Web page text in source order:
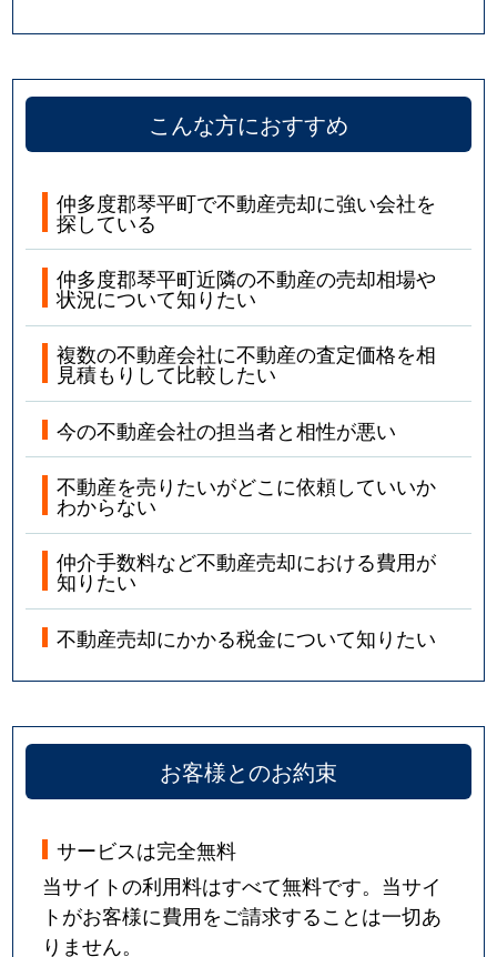
こんな方におすすめ
仲多度郡琴平町で不動産売却に強い会社を
探している
仲多度郡琴平町近隣の不動産の売却相場や
状況について知りたい
複数の不動産会社に不動産の査定価格を相
見積もりして比較したい
今の不動産会社の担当者と相性が悪い
不動産を売りたいがどこに依頼していいか
わからない
仲介手数料など不動産売却における費用が
知りたい
不動産売却にかかる税金について知りたい
お客様とのお約束
サービスは完全無料
当サイトの利用料はすべて無料です。当サイ
トがお客様に費用をご請求することは一切あ
りません。